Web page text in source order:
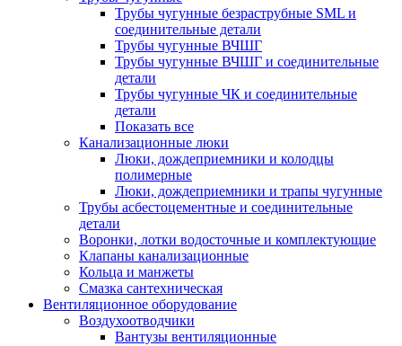
Трубы чугунные безраструбные SML и
соединительные детали
Трубы чугунные ВЧШГ
Трубы чугунные ВЧШГ и соединительные
детали
Трубы чугунные ЧК и соединительные
детали
Показать все
Канализационные люки
Люки, дождеприемники и колодцы
полимерные
Люки, дождеприемники и трапы чугунные
Трубы асбестоцементные и соединительные
детали
Воронки, лотки водосточные и комплектующие
Клапаны канализационные
Кольца и манжеты
Смазка сантехническая
Вентиляционное оборудование
Воздухоотводчики
Вантузы вентиляционные